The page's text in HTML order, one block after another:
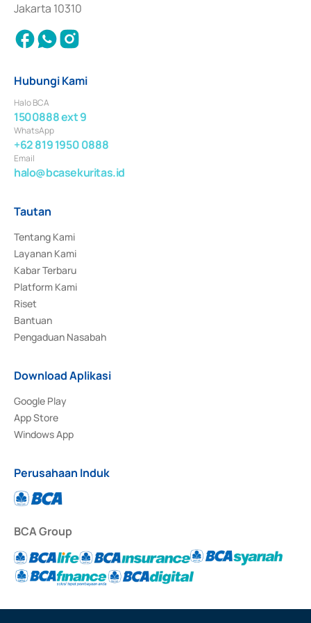
Jakarta 10310
Hubungi Kami
Halo BCA
1500888 ext 9
WhatsApp
+62 819 1950 0888
Email
halo@bcasekuritas.id
Tautan
Tentang Kami
Layanan Kami
Kabar Terbaru
Platform Kami
Riset
Bantuan
Pengaduan Nasabah
Download Aplikasi
Google Play
App Store
Windows App
Perusahaan Induk
BCA Group